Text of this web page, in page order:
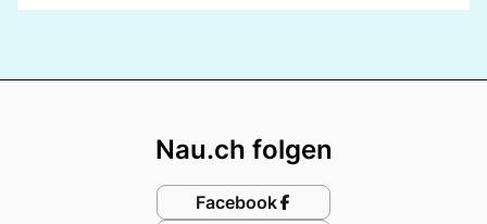
Nau.ch folgen
Facebook